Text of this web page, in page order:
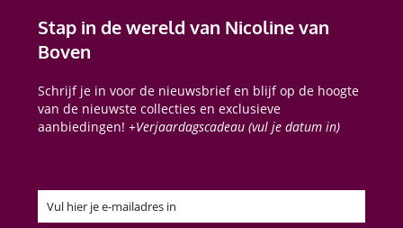
Stap in de wereld van Nicoline van
Boven
Schrijf je in voor de nieuwsbrief en blijf op de hoogte
van de nieuwste collecties en exclusieve
aanbiedingen!+Verjaardagscadeau (vul je datum in)
Email
Vul hier je e-mailadres in